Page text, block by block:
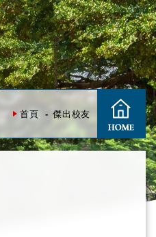
首頁 傑出校友